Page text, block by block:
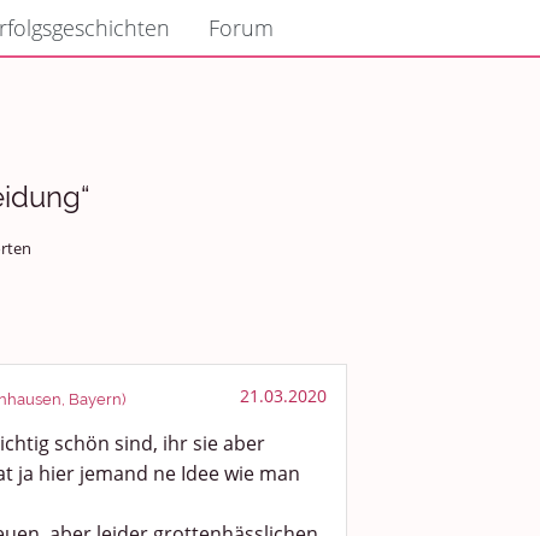
Forum
Bayern) 21.03.2020
schön sind, ihr sie aber
ja hier jemand ne Idee wie man